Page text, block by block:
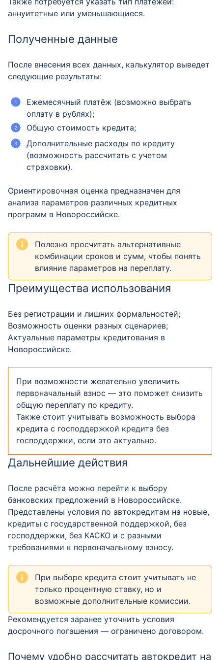
аннуитетные или уменьшающиеся.
Полученные данные
После внесения всех данных, калькулятор выведет
следующие результаты:
Ежемесячный платёж (возможно выбрать
оплату в рублях);
Общую стоимость кредита;
Дополнительные расходы по кредиту
(возможность рассчитать с учетом
страховки).
Ориентировочная оценка предназначен для
анализа параметров различных кредитных
программ в Новороссийске.
Полезно просчитать альтернативные
комбинации сроков и сумм, чтобы понять
влияние параметров на переплату.
Преимущества использования
Без регистрации и лишних формальностей;
Возможность оценки разных сценариев;
Актуальные параметры кредитования в
Новороссийске.
При возможности желательно увеличить
первоначальный взнос — это поможет снизить
общую переплату по кредиту.
Также стоит учитывать возможность выбора
кредита с господдержкой кредита без
господдержки, если это актуально.
Дальнейшие действия
После расчёта можно перейти к выбору
банковских предложений в Новороссийске.
Представлены условия по автокредитам на новые,
кредиты с государственной поддержкой, без
господдержки, без КАСКО и с разными
требованиями к первоначальному взносу.
При выборе кредита стоит учитывать не
только процентную ставку, но и
возможные дополнительные комиссии.
Рекомендуется заранее уточнить условия
досрочного погашения — ограничено договором.
Почему удобно рассчитать автокредит на